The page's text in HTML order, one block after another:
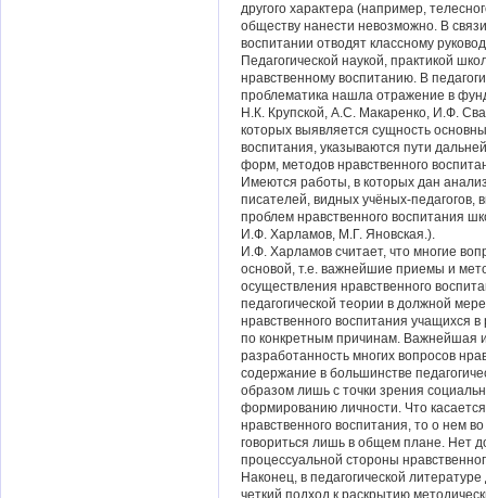
другого характера (например,
обществу нанести невозможно. В
воспитании отводят классному
Педагогической наукой, практикой
нравственному воспитанию. В
проблематика нашла отражение в
Н.К. Крупской, А.С. Макаренко, И.Ф.
которых выявляется сущность
воспитания, указываются пути
форм, методов нравственного
Имеются работы, в которых дан
писателей, видных учёных-педагогов,
проблем нравственного воспитания
И.Ф. Харламов, М.Г. Яновская.).
И.Ф. Харламов считает, что многие
основой, т.е. важнейшие приемы и
осуществления нравственного
педагогической теории в должной
нравственного воспитания учащихся
по конкретным причинам. Важнейшая
разработанность многих вопросов
содержание в большинстве
образом лишь с точки зрения
формированию личности. Что
нравственного воспитания, то о нем
говориться лишь в общем плане. Нет
процессуальной стороны
Наконец, в педагогической
четкий подход к раскрытию